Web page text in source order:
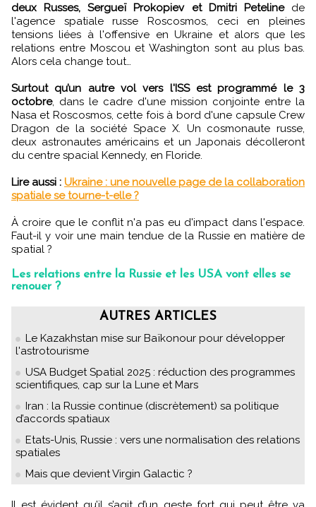
deux Russes, Sergueï Prokopiev et Dmitri Petelinede
l'agence spatiale russe Roscosmos, ceci en pleines
tensions liées à l'offensive en Ukraine et alors que les
relations entre Moscou et Washington sont au plus bas.
Alors cela change tout…
Surtout qu’un autre vol vers l'ISS est programmé le 3
octobre, dans le cadre d'une mission conjointe entre la
Nasa et Roscosmos, cette fois à bord d'une capsule Crew
Dragon de la société Space X. Un cosmonaute russe,
deux astronautes américains et un Japonais décolleront
du centre spacial Kennedy, en Floride.
Lire aussi : Ukraine : une nouvelle page de la collaboration
spatiale se tourne-t-elle ?
À croire que le conflit n'a pas eu d'impact dans l'espace.
Faut-il y voir une main tendue de la Russie en matière de
spatial ?
Les relations entre la Russie et les USA vont elles se
renouer ?
AUTRES ARTICLES
Le Kazakhstan mise sur Baïkonour pour développer
l'astrotourisme
USA Budget Spatial 2025 : réduction des programmes
scientifiques, cap sur la Lune et Mars
Iran : la Russie continue (discrètement) sa politique
d’accords spatiaux
Etats-Unis, Russie : vers une normalisation des relations
spatiales
Mais que devient Virgin Galactic ?